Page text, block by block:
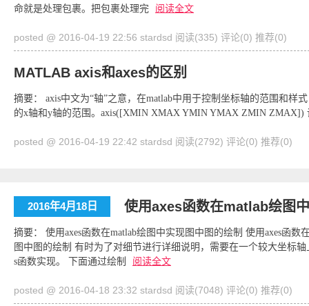
命就是处理包裹。把包裹处理完
阅读全文
posted @ 2016-04-19 22:56 stardsd 阅读(335) 评论(0) 推荐(0)
MATLAB axis和axes的区别
摘要： axis中文为“轴”之意，在matlab中用于控制坐标轴的范围和
的x轴和y轴的范围。axis([XMIN XMAX YMIN YMAX ZMIN
posted @ 2016-04-19 22:42 stardsd 阅读(2792) 评论(0) 推荐(0)
2016年4月18日 使用axes函数在matlab绘图
摘要： 使用axes函数在matlab绘图中实现图中图的绘制 使用axes函
图中图的绘制 有时为了对细节进行详细说明，需要在一个较大坐标
s函数实现。 下面通过绘制
阅读全文
posted @ 2016-04-18 23:32 stardsd 阅读(7048) 评论(0) 推荐(0)